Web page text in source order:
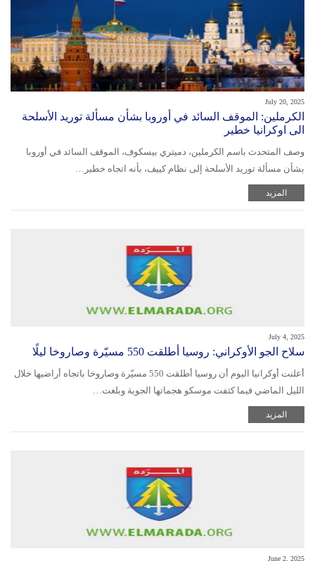
July 20, 2025
الكرملين: الموقف السائد في أوروبا بشأن مسألة توريد الأسلحة
الى اوكرانيا خطير
وصف المتحدث باسم الكرملين، دميتري بيسكوف، الموقف السائد في أوروبا
بشأن مسألة توريد الأسلحة إلى نظام كييف، بأنه اتجاه خطير…
المزيد
July 4, 2025
سلاح الجو الأوكراني: روسيا أطلقت 550 مسيّرة وصاروخا ليلًا
أعلنت أوكرانيا اليوم أن روسيا أطلقت 550 مسيّرة وصاروخا باتجاه أراضيها خلال
الليل الماضي فيما كثفت موسكو هجماتها الجوية وبلغت…
المزيد
June 2, 2025